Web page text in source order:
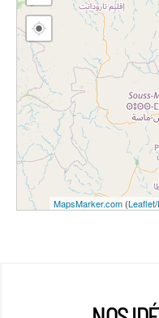
MapsMarker.com (Leaflet/